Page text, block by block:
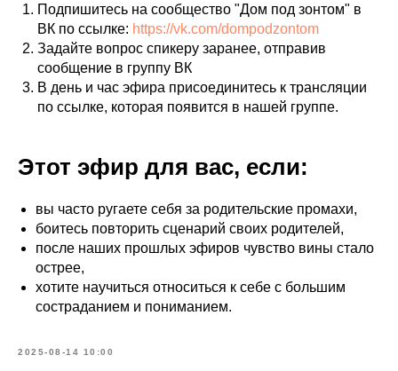
Подпишитесь на сообщество "Дом под зонтом" в
ВК по ссылке: https://vk.com/dompodzontom
Задайте вопрос спикеру заранее, отправив
сообщение в группу ВК
В день и час эфира присоединитесь к трансляции
по ссылке, которая появится в нашей группе.
Этот эфир для вас, если:
вы часто ругаете себя за родительские промахи,
боитесь повторить сценарий своих родителей,
после наших прошлых эфиров чувство вины стало
острее,
хотите научиться относиться к себе с большим
состраданием и пониманием.
2025-08-14 10:00